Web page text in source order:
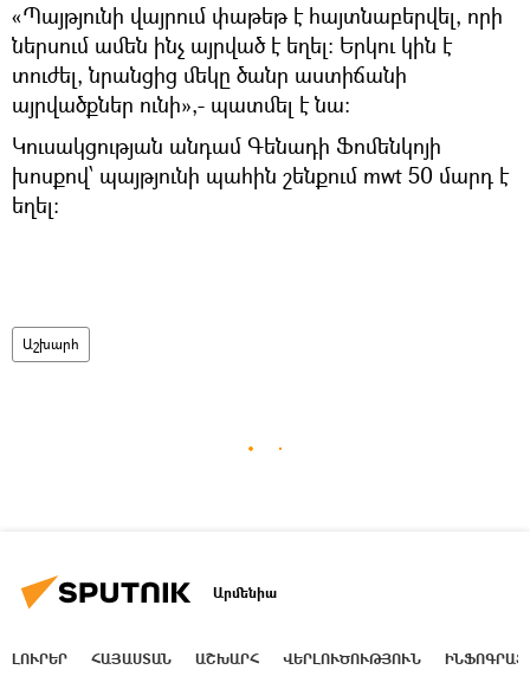
«Պայթյունի վայրում փաթեթ է հայտնաբերվել, որի
ներսում ամեն ինչ այրված է եղել: Երկու կին է
տուժել, նրանցից մեկը ծանր աստիճանի
այրվածքներ ունի»,- պատմել է նա:
Կուսակցության անդամ Գենադի Ֆոմենկոյի
խոսքով՝ պայթյունի պահին շենքում mwt 50 մարդ է
եղել:
Աշխարհ
Արմենիա
ԼՈՒՐԵՐ ՀԱՅԱՍՏԱՆ ԱՇԽԱՐՀ ՎԵՐԼՈՒԾՈՒԹՅՈՒՆ